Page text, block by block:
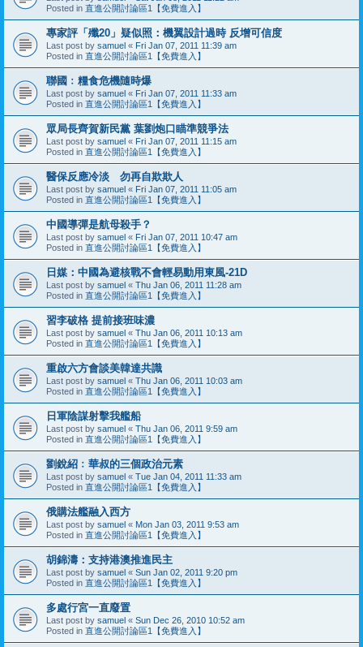
Posted in 直進公開討論區1【免費進入】
專家評「殲20」疑似照：機翼設計過時 反增可信度
Last post by samuel « Fri Jan 07, 2011 11:39 am
Posted in 直進公開討論區1【免費進入】
聯國﹕糧食危機隨時爆
Last post by samuel « Fri Jan 07, 2011 11:33 am
Posted in 直進公開討論區1【免費進入】
眾局長齊賀新民黨 葉劉炮口瞄準競爭法
Last post by samuel « Fri Jan 07, 2011 11:15 am
Posted in 直進公開討論區1【免費進入】
醫保反應冷淡 勿再自欺欺人
Last post by samuel « Fri Jan 07, 2011 11:05 am
Posted in 直進公開討論區1【免費進入】
中國導彈是航母殺手？
Last post by samuel « Fri Jan 07, 2011 10:47 am
Posted in 直進公開討論區1【免費進入】
日媒：中國為避核戰不會輕易動用東風-21D
Last post by samuel « Thu Jan 06, 2011 11:28 am
Posted in 直進公開討論區1【免費進入】
習李破格 提前接班味濃
Last post by samuel « Thu Jan 06, 2011 10:13 am
Posted in 直進公開討論區1【免費進入】
重啟六方會談美韓達共識
Last post by samuel « Thu Jan 06, 2011 10:03 am
Posted in 直進公開討論區1【免費進入】
日軍陰謀射擊我艦船
Last post by samuel « Thu Jan 06, 2011 9:59 am
Posted in 直進公開討論區1【免費進入】
劉銳紹﹕華叔的三個政治元素
Last post by samuel « Tue Jan 04, 2011 11:33 am
Posted in 直進公開討論區1【免費進入】
俄購法艦融入西方
Last post by samuel « Mon Jan 03, 2011 9:53 am
Posted in 直進公開討論區1【免費進入】
胡錦濤：支持港澳推進民主
Last post by samuel « Sun Jan 02, 2011 9:20 pm
Posted in 直進公開討論區1【免費進入】
多處行宮一直廢置
Last post by samuel « Sun Dec 26, 2010 10:52 am
Posted in 直進公開討論區1【免費進入】